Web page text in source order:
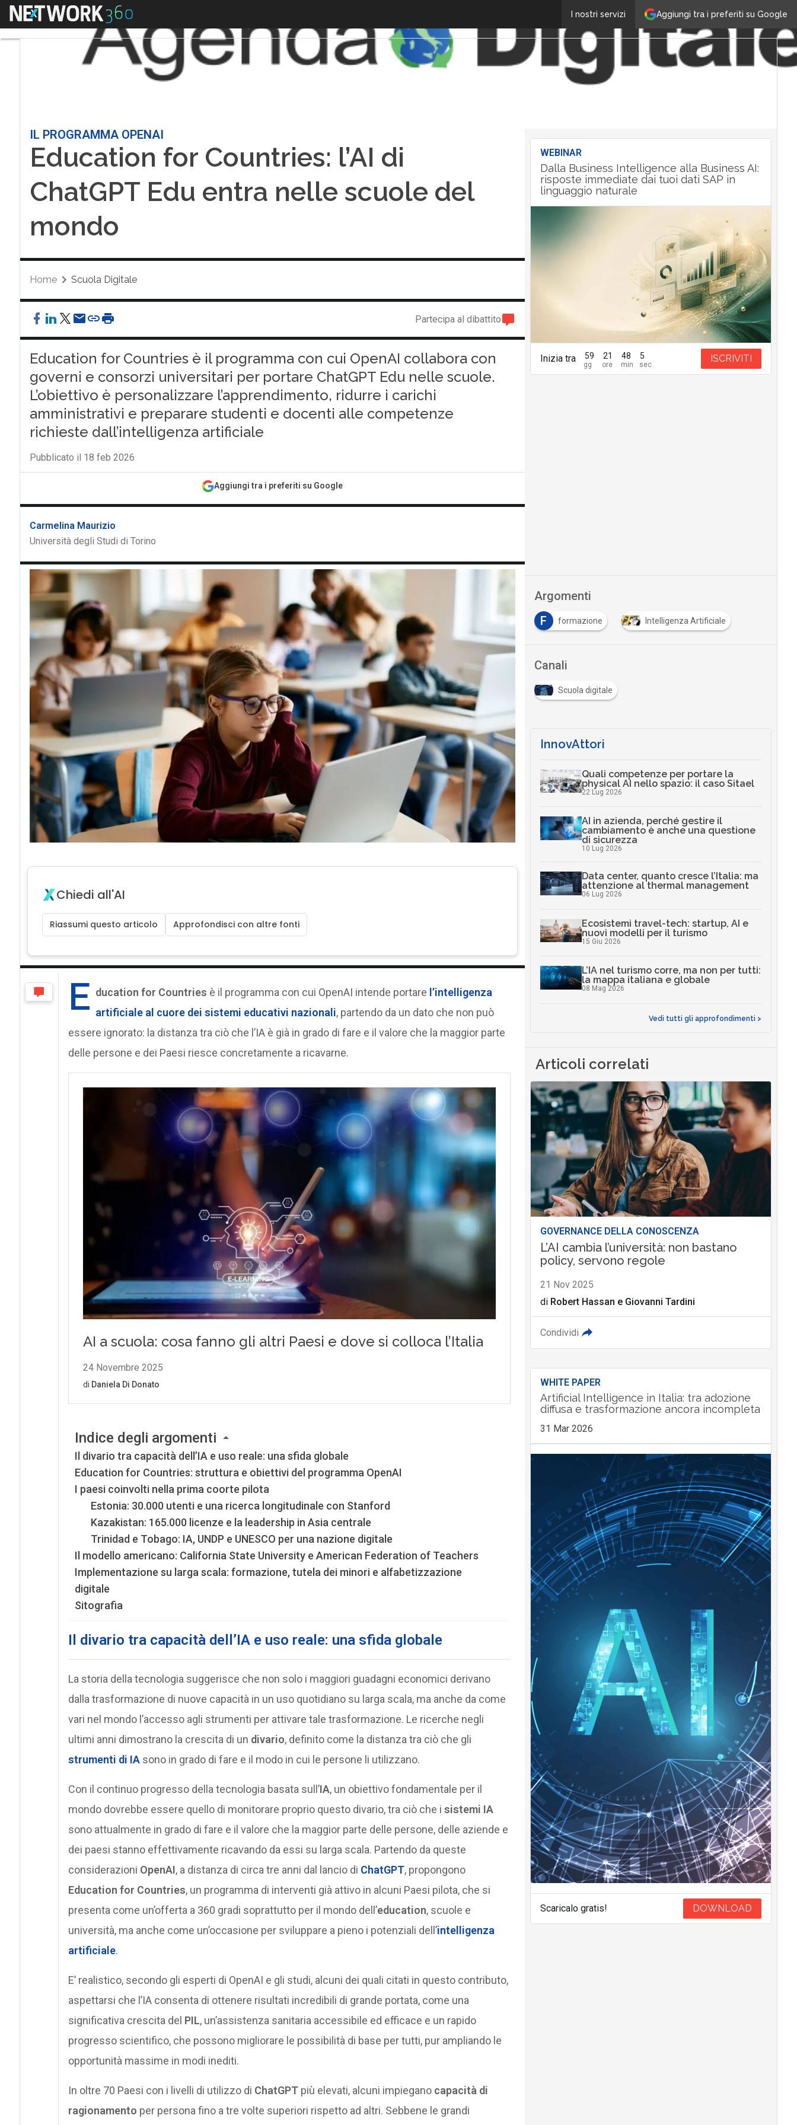
Aggiungi tra i preferiti su Google
I nostri servizi
Menu
IL PROGRAMMA OPENAI
Education for Countries: l’AI di
ChatGPT Edu entra nelle scuole del
mondo
Home Scuola Digitale
Partecipa al dibattito
Education for Countries è il programma con cui OpenAI collabora con
governi e consorzi universitari per portare ChatGPT Edu nelle scuole.
L’obiettivo è personalizzare l’apprendimento, ridurre i carichi
amministrativi e preparare studenti e docenti alle competenze
richieste dall’intelligenza artificiale
Pubblicato il 18 feb 2026
Aggiungi tra i preferiti su Google
Carmelina Maurizio
Università degli Studi di Torino
Chiedi all'AI
Riassumi questo articolo Approfondisci con altre fonti
E ducation for Countries è il programma con cui OpenAI intende portare l’intelligenza
artificiale al cuore dei sistemi educativi nazionali, partendo da un dato che non può
essere ignorato: la distanza tra ciò che l’IA è già in grado di fare e il valore che la maggior parte
delle persone e dei Paesi riesce concretamente a ricavarne.
Indice degli argomenti
Il divario tra capacità dell’IA e uso reale: una sfida globale
Education for Countries: struttura e obiettivi del programma OpenAI
I paesi coinvolti nella prima coorte pilota
Estonia: 30.000 utenti e una ricerca longitudinale con Stanford
Kazakistan: 165.000 licenze e la leadership in Asia centrale
Trinidad e Tobago: IA, UNDP e UNESCO per una nazione digitale
Il modello americano: California State University e American Federation of Teachers
Implementazione su larga scala: formazione, tutela dei minori e alfabetizzazione
digitale
Sitografia
Il divario tra capacità dell’IA e uso reale: una sfida globale
La storia della tecnologia suggerisce che non solo i maggiori guadagni economici derivano
dalla trasformazione di nuove capacità in un uso quotidiano su larga scala, ma anche da come
vari nel mondo l’accesso agli strumenti per attivare tale trasformazione. Le ricerche negli
ultimi anni dimostrano la crescita di un divario, definito come la distanza tra ciò che gli
strumenti di IA sono in grado di fare e il modo in cui le persone li utilizzano.
Con il continuo progresso della tecnologia basata sull’IA, un obiettivo fondamentale per il
mondo dovrebbe essere quello di monitorare proprio questo divario, tra ciò che i sistemi IA
sono attualmente in grado di fare e il valore che la maggior parte delle persone, delle aziende e
dei paesi stanno effettivamente ricavando da essi su larga scala. Partendo da queste
considerazioni OpenAI, a distanza di circa tre anni dal lancio di ChatGPT, propongono
Education for Countries, un programma di interventi già attivo in alcuni Paesi pilota, che si
presenta come un’offerta a 360 gradi soprattutto per il mondo dell’education, scuole e
università, ma anche come un’occasione per sviluppare a pieno i potenziali dell’intelligenza
artificiale.
E’ realistico, secondo gli esperti di OpenAI e gli studi, alcuni dei quali citati in questo contributo,
aspettarsi che l’IA consenta di ottenere risultati incredibili di grande portata, come una
significativa crescita del PIL, un’assistenza sanitaria accessibile ed efficace e un rapido
progresso scientifico, che possono migliorare le possibilità di base per tutti, pur ampliando le
opportunità massime in modi inediti.
In oltre 70 Paesi con i livelli di utilizzo di ChatGPTpiù elevati, alcuni impiegano capacità di
ragionamento per persona fino a tre volte superiori rispetto ad altri. Sebbene le grandi
WEBINAR
Dalla Business Intelligence alla Business AI:
risposte immediate dai tuoi dati SAP in
linguaggio naturale
Inizia tra 59 21 48 4 ISCRIVITI
Argomenti
F
formazione Intelligenza Artificiale
Canali
Scuola digitale
InnovAttori
Quali competenze per portare la
physical AI nello spazio: il caso Sitael
22 Lug 2026
AI in azienda, perché gestire il
cambiamento è anche una questione
di sicurezza
10 Lug 2026
Data center, quanto cresce l’Italia: ma
attenzione al thermal management
06 Lug 2026
Ecosistemi travel-tech: startup, AI e
nuovi modelli per il turismo
15 Giu 2026
L’IA nel turismo corre, ma non per tutti:
la mappa italiana e globale
08 Mag 2026
Vedi tutti gli approfondimenti >
Articoli correlati
GOVERNANCE DELLA CONOSCENZA
L’AI cambia l’università: non bastano
policy, servono regole
21 Nov 2025
di Robert Hassan e Giovanni Tardini
Condividi
WHITE PAPER
Artificial Intelligence in Italia: tra adozione
diffusa e trasformazione ancora incompleta
31 Mar 2026
Scaricalo gratis! DOWNLOAD